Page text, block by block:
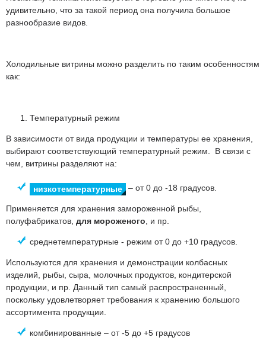
удивительно, что за такой период она получила большое
разнообразие видов.
Холодильные витрины можно разделить по таким особенностям
как:
Температурный режим
В зависимости от вида продукции и температуры ее хранения,
выбирают соответствующий температурный режим. В связи с
чем, витрины разделяют на:
низкотемпературные – от 0 до -18 градусов.
Применяется для хранения замороженной рыбы,
полуфабрикатов, для мороженого , и пр.
среднетемпературные - режим от 0 до +10 градусов.
Используются для хранения и демонстрации колбасных
изделий, рыбы, сыра, молочных продуктов, кондитерской
продукции, и пр. Данный тип самый распространенный,
поскольку удовлетворяет требования к хранению большого
ассортимента продукции.
комбинированные – от -5 до +5 градусов